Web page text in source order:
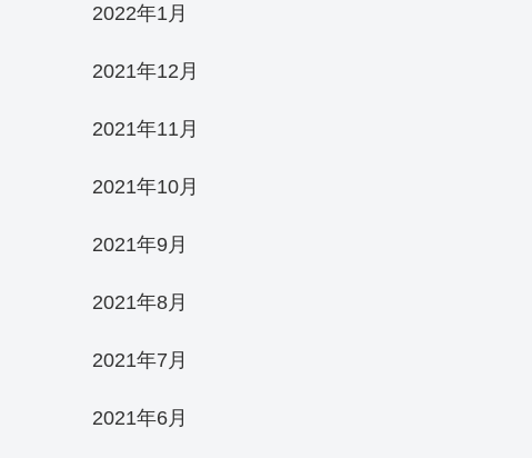
2022年1月
2021年12月
2021年11月
2021年10月
2021年9月
2021年8月
2021年7月
2021年6月